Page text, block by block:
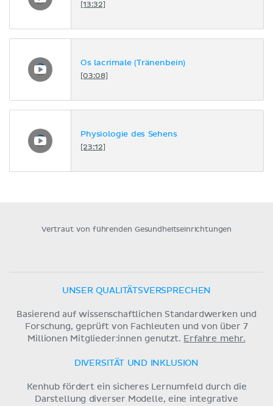
[13:32]
Os lacrimale (Tränenbein)
[03:08]
Physiologie des Sehens
[23:12]
Vertraut von führenden Gesundheitseinrichtungen
UNSER QUALITÄTSVERSPRECHEN
Basierend auf wissenschaftlichen Standardwerken und
Forschung, geprüft von Fachleuten und von über 7
Millionen Mitglieder:innen genutzt. Erfahre mehr.
DIVERSITÄT UND INKLUSION
Kenhub fördert ein sicheres Lernumfeld durch die
Darstellung diverser Modelle, eine integrative